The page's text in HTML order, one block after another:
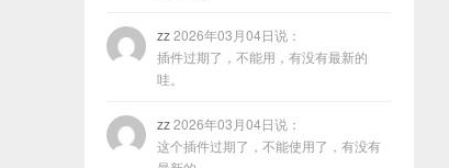
zz2026年03月04日说：
插件过期了，不能用，有没有最新的
哇。
zz2026年03月04日说：
这个插件过期了，不能使用了，有没有